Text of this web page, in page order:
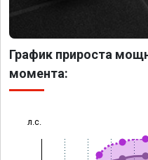
График прироста
момента:
л.с.